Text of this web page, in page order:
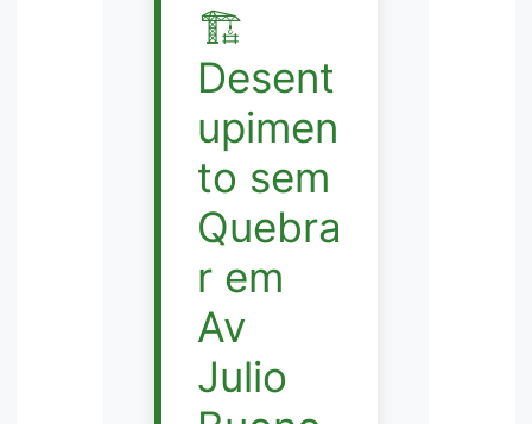
🏗️
Desent
upimen
to sem
Quebra
r em
Av
Julio